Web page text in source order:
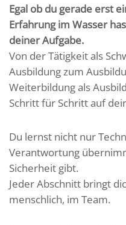
Egal ob du gerade erst
Erfahrung im Wasser
deiner Aufgabe.
Von der Tätigkeit als
Ausbildung zum
Weiterbildung als
Schritt für Schritt auf
Du lernst nicht nur
Verantwortung
Sicherheit gibt.
Jeder Abschnitt bringt
menschlich, im Team.